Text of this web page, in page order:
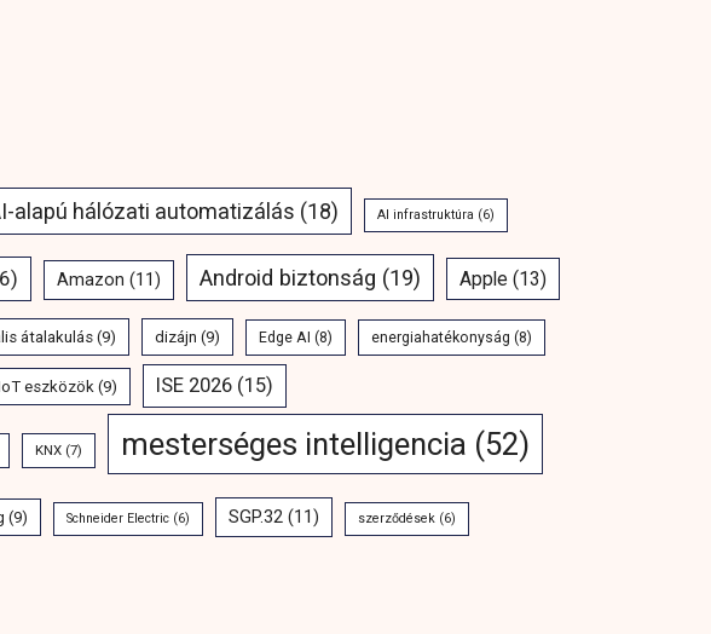
alapú hálózati automatizálás (18) AI infrastruktúra (6)
Amazon (11) Android biztonság (19) Apple (13)
átalakulás (9) dizájn (9) Edge AI (8) energiahatékonyság (8)
eszközök(9) ISE 2026 (15)
KNX (7) mesterséges intelligencia (52)
(9) Schneider Electric (6) SGP.32 (11) szerződések (6)